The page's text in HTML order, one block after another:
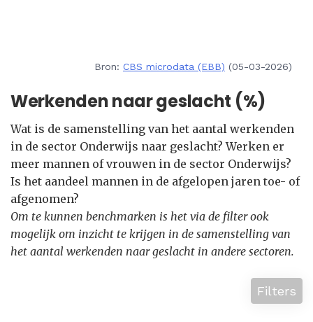
Bron: CBS microdata (EBB) (05-03-2026)
Werkenden naar geslacht (%)
Wat is de samenstelling van het aantal werkenden
in de sector Onderwijs naar geslacht? Werken er
meer mannen of vrouwen in de sector Onderwijs?
Is het aandeel mannen in de afgelopen jaren toe- of
afgenomen?
Om te kunnen benchmarken is het via de filter ook
mogelijk om inzicht te krijgen in de samenstelling van
het aantal werkenden naar geslacht in andere sectoren.
Filters